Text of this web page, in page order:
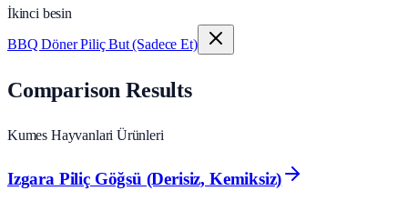
İkinci besin
BBQ Döner Piliç But (Sadece Et)
Comparison Results
Kumes Hayvanlari Ürünleri
Izgara Piliç Göğsü (Derisiz, Kemiksiz)